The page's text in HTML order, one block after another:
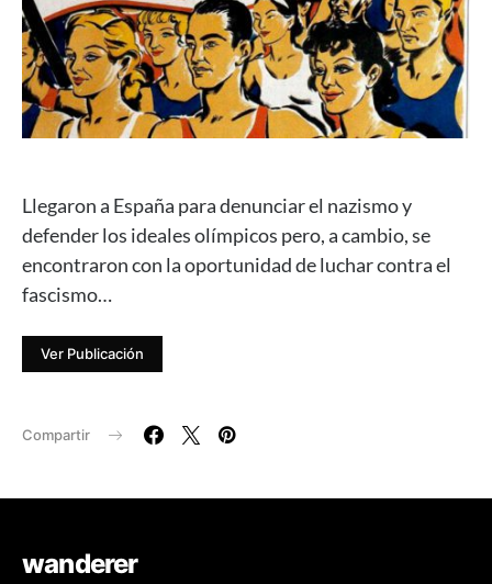
Llegaron a España para denunciar el nazismo y
defender los ideales olímpicos pero, a cambio, se
encontraron con la oportunidad de luchar contra el
fascismo…
Ver Publicación
Compartir
wanderer